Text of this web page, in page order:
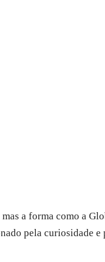
a forma como a
pela curiosidade